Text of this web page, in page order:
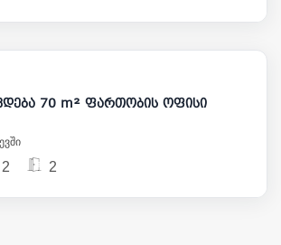
175 000
70 m² ფართობის ოფისი
2 2